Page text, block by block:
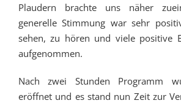
Plaudern brachte uns näher
generelle Stimmung war sehr
sehen, zu hören und viele positive
aufgenommen.
Nach zwei Stunden Programm
eröffnet und es stand nun Zeit zur